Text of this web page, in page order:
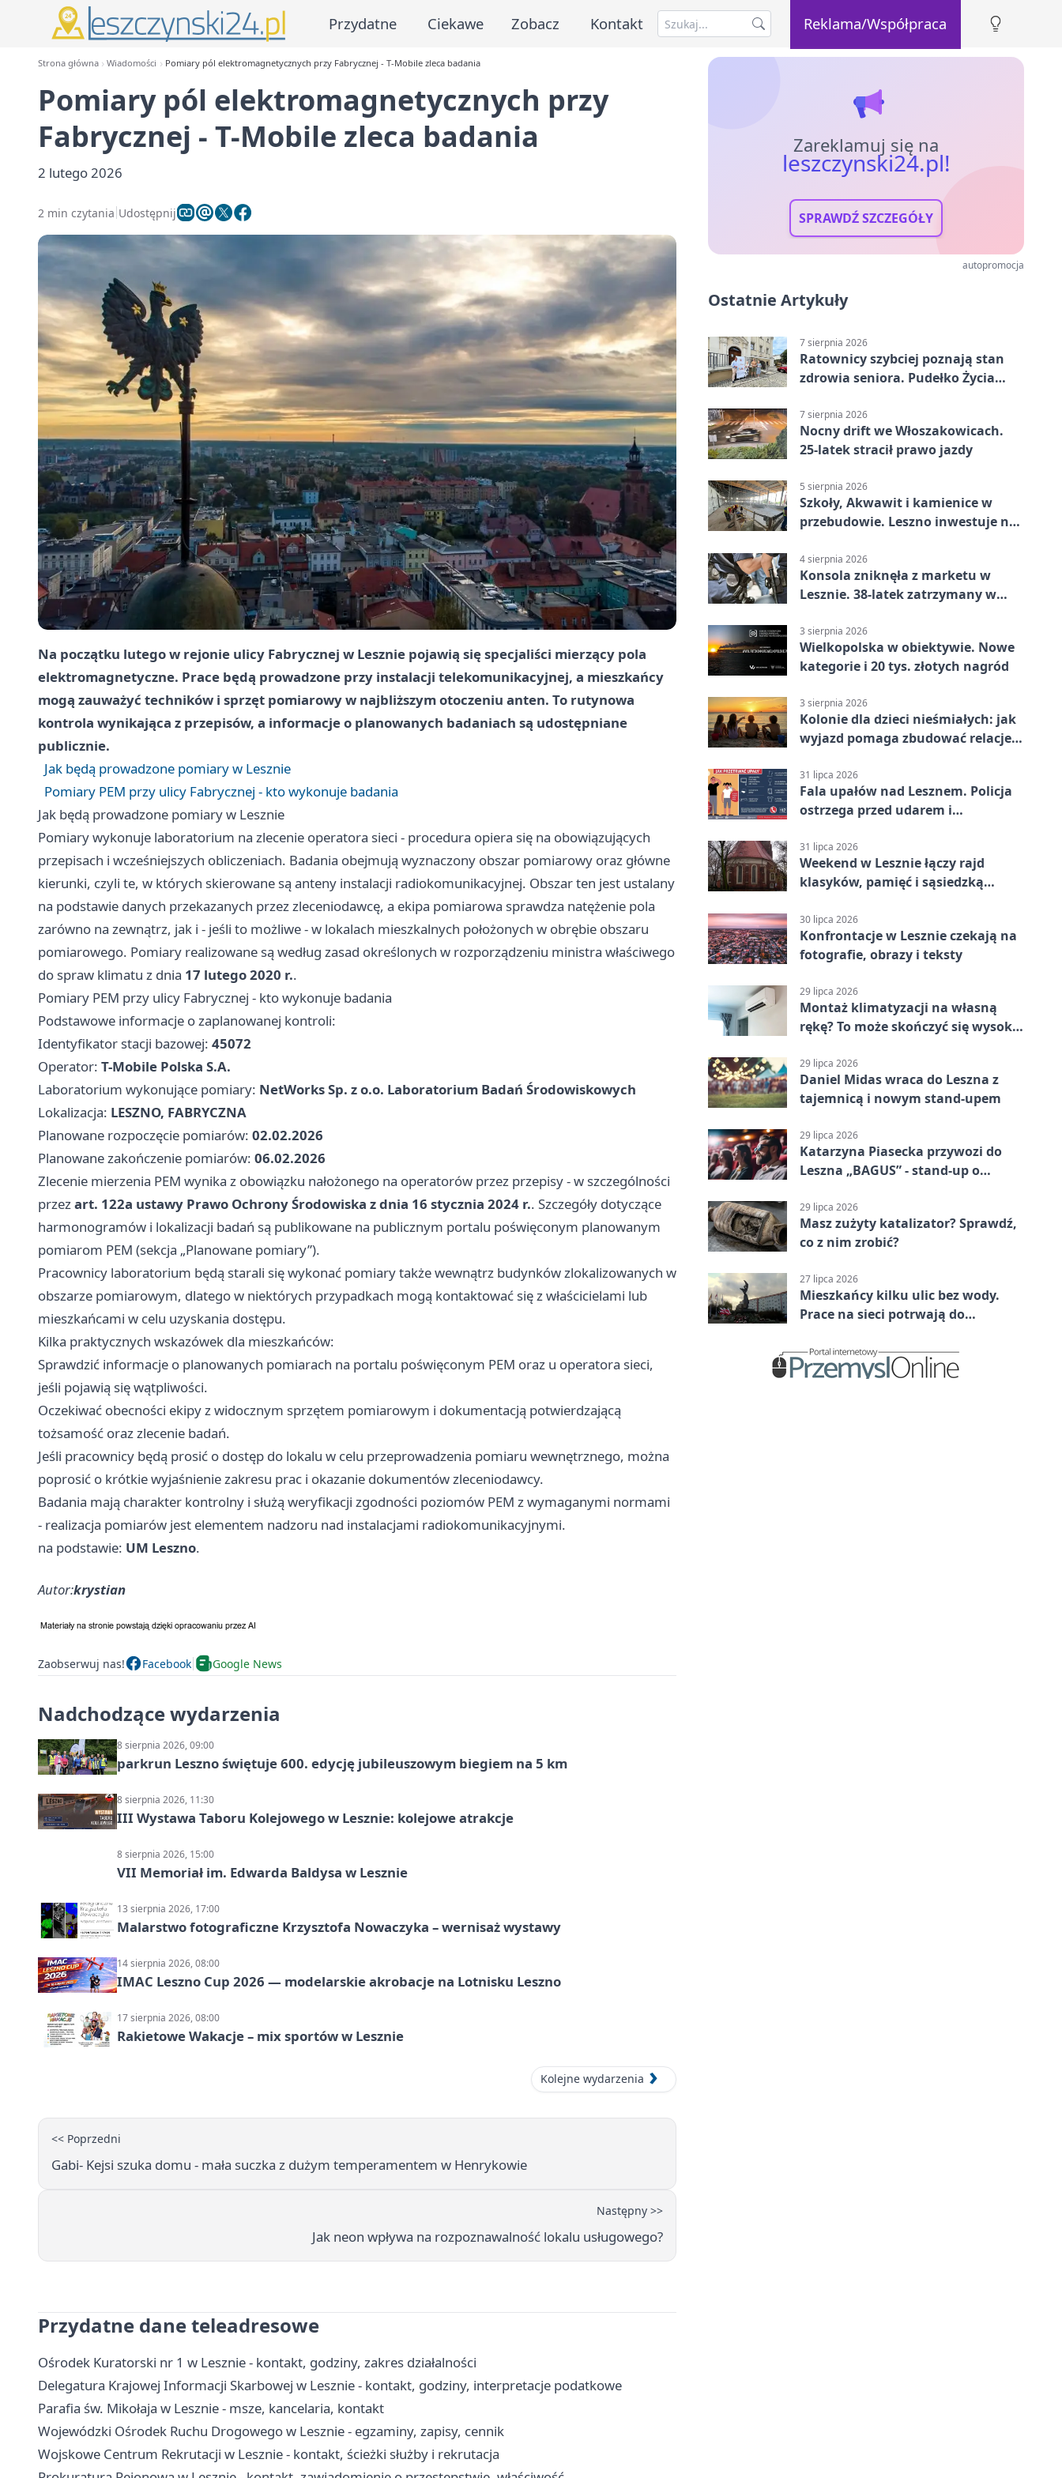
Przydatne Ciekawe Zobacz Kontakt Reklama/Współpraca
Strona główna Wiadomości Pomiary pól elektromagnetycznych przy Fabrycznej - T-Mobile zleca badania
Pomiary pól elektromagnetycznych przy
Fabrycznej - T-Mobile zleca badania
2 lutego 2026
2 min czytania Udostępnij
Na początku lutego w rejonie ulicy Fabrycznej w Lesznie pojawią się specjaliści mierzący pola
elektromagnetyczne. Prace będą prowadzone przy instalacji telekomunikacyjnej, a mieszkańcy
mogą zauważyć techników i sprzęt pomiarowy w najbliższym otoczeniu anten. To rutynowa
kontrola wynikająca z przepisów, a informacje o planowanych badaniach są udostępniane
publicznie.
Jak będą prowadzone pomiary w Lesznie
Pomiary PEM przy ulicy Fabrycznej - kto wykonuje badania
Jak będą prowadzone pomiary w Lesznie
Pomiary wykonuje laboratorium na zlecenie operatora sieci - procedura opiera się na obowiązujących
przepisach i wcześniejszych obliczeniach. Badania obejmują wyznaczony obszar pomiarowy oraz główne
kierunki, czyli te, w których skierowane są anteny instalacji radiokomunikacyjnej. Obszar ten jest ustalany
na podstawie danych przekazanych przez zleceniodawcę, a ekipa pomiarowa sprawdza natężenie pola
zarówno na zewnątrz, jak i - jeśli to możliwe - w lokalach mieszkalnych położonych w obrębie obszaru
pomiarowego. Pomiary realizowane są według zasad określonych w rozporządzeniu ministra właściwego
do spraw klimatu z dnia 17 lutego 2020 r..
Pomiary PEM przy ulicy Fabrycznej - kto wykonuje badania
Podstawowe informacje o zaplanowanej kontroli:
Identyfikator stacji bazowej: 45072
Operator: T-Mobile Polska S.A.
Laboratorium wykonujące pomiary: NetWorks Sp. z o.o. Laboratorium Badań Środowiskowych
Lokalizacja: LESZNO, FABRYCZNA
Planowane rozpoczęcie pomiarów: 02.02.2026
Planowane zakończenie pomiarów: 06.02.2026
Zlecenie mierzenia PEM wynika z obowiązku nałożonego na operatorów przez przepisy - w szczególności
przezart. 122a ustawy Prawo Ochrony Środowiska z dnia 16 stycznia 2024 r.. Szczegóły dotyczące
harmonogramów i lokalizacji badań są publikowane na publicznym portalu poświęconym planowanym
pomiarom PEM (sekcja „Planowane pomiary”).
Pracownicy laboratorium będą starali się wykonać pomiary także wewnątrz budynków zlokalizowanych w
obszarze pomiarowym, dlatego w niektórych przypadkach mogą kontaktować się z właścicielami lub
mieszkańcami w celu uzyskania dostępu.
Kilka praktycznych wskazówek dla mieszkańców:
Sprawdzić informacje o planowanych pomiarach na portalu poświęconym PEM oraz u operatora sieci,
jeśli pojawią się wątpliwości.
Oczekiwać obecności ekipy z widocznym sprzętem pomiarowym i dokumentacją potwierdzającą
tożsamość oraz zlecenie badań.
Jeśli pracownicy będą prosić o dostęp do lokalu w celu przeprowadzenia pomiaru wewnętrznego, można
poprosić o krótkie wyjaśnienie zakresu prac i okazanie dokumentów zleceniodawcy.
Badania mają charakter kontrolny i służą weryfikacji zgodności poziomów PEM z wymaganymi normami
- realizacja pomiarów jest elementem nadzoru nad instalacjami radiokomunikacyjnymi.
na podstawie: UM Leszno.
Autor:krystian
Zaobserwuj nas! Facebook Google News
Nadchodzące wydarzenia
8 sierpnia 2026, 09:00
parkrun Leszno świętuje 600. edycję jubileuszowym biegiem na 5 km
8 sierpnia 2026, 11:30
III Wystawa Taboru Kolejowego w Lesznie: kolejowe atrakcje
8 sierpnia 2026, 15:00
VII Memoriał im. Edwarda Baldysa w Lesznie
13 sierpnia 2026, 17:00
Malarstwo fotograficzne Krzysztofa Nowaczyka – wernisaż wystawy
14 sierpnia 2026, 08:00
IMAC Leszno Cup 2026 — modelarskie akrobacje na Lotnisku Leszno
17 sierpnia 2026, 08:00
Rakietowe Wakacje – mix sportów w Lesznie
Kolejne wydarzenia
<< Poprzedni
Gabi- Kejsi szuka domu - mała suczka z dużym temperamentem w Henrykowie
Następny >>
Jak neon wpływa na rozpoznawalność lokalu usługowego?
Przydatne dane teleadresowe
Ośrodek Kuratorski nr 1 w Lesznie - kontakt, godziny, zakres działalności
Delegatura Krajowej Informacji Skarbowej w Lesznie - kontakt, godziny, interpretacje podatkowe
Parafia św. Mikołaja w Lesznie - msze, kancelaria, kontakt
Wojewódzki Ośrodek Ruchu Drogowego w Lesznie - egzaminy, zapisy, cennik
Wojskowe Centrum Rekrutacji w Lesznie - kontakt, ścieżki służby i rekrutacja
Zareklamuj się na
leszczynski24.pl!
SPRAWDŹ SZCZEGÓŁY
autopromocja
Ostatnie Artykuły
7 sierpnia 2026
Ratownicy szybciej poznają stan
zdrowia seniora. Pudełko Życia
7 sierpnia 2026
Nocny drift we Włoszakowicach.
25-latek stracił prawo jazdy
5 sierpnia 2026
Szkoły, Akwawit i kamienice w
przebudowie. Leszno inwestuje na
4 sierpnia 2026
Konsola zniknęła z marketu w
Lesznie. 38-latek zatrzymany w
3 sierpnia 2026
Wielkopolska w obiektywie. Nowe
kategorie i 20 tys. złotych nagród
3 sierpnia 2026
Kolonie dla dzieci nieśmiałych: jak
wyjazd pomaga zbudować relacje z
31 lipca 2026
Fala upałów nad Lesznem. Policja
ostrzega przed udarem i
31 lipca 2026
Weekend w Lesznie łączy rajd
klasyków, pamięć i sąsiedzką
30 lipca 2026
Konfrontacje w Lesznie czekają na
fotografie, obrazy i teksty
29 lipca 2026
Montaż klimatyzacji na własną
rękę? To może skończyć się wysoką
29 lipca 2026
Daniel Midas wraca do Leszna z
tajemnicą i nowym stand-upem
29 lipca 2026
Katarzyna Piasecka przywozi do
Leszna „BAGUS” - stand-up o
29 lipca 2026
Masz zużyty katalizator? Sprawdź,
co z nim zrobić?
27 lipca 2026
Mieszkańcy kilku ulic bez wody.
Prace na sieci potrwają do